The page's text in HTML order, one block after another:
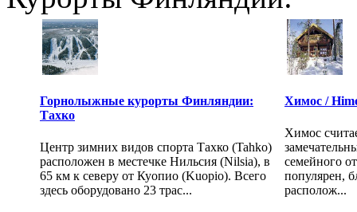
Горнолыжные курорты Финляндии:
Тахко
Центр зимних видов спорта Тахко (Tahko)
расположен в местечке Нильсия (Nilsia), в
65 км к северу от Куопио (Kuopio). Всего
здесь оборудовано 23 трас...
Химос /
Химос
семейного
популярен,
располож...